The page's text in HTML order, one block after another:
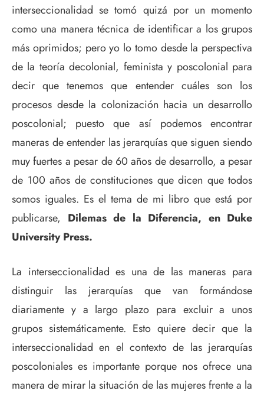
interseccionalidad se tomó quizá por un momento
como una manera técnica de identificar a los grupos
más oprimidos; pero yo lo tomo desde la perspectiva
de la teoría decolonial, feminista y poscolonial para
decir que tenemos que entender cuáles son los
procesos desde la colonización hacia un desarrollo
poscolonial; puesto que así podemos encontrar
maneras de entender las jerarquías que siguen siendo
muy fuertes a pesar de 60 años de desarrollo, a pesar
de 100 años de constituciones que dicen que todos
somos iguales. Es el tema de mi libro que está por
publicarse, Dilemas de la Diferencia, en Duke
University Press.
La interseccionalidad es una de las maneras para
distinguir las jerarquías que van formándose
diariamente y a largo plazo para excluir a unos
grupos sistemáticamente. Esto quiere decir que la
interseccionalidad en el contexto de las jerarquías
poscoloniales es importante porque nos ofrece una
manera de mirar la situación de las mujeres frente a la